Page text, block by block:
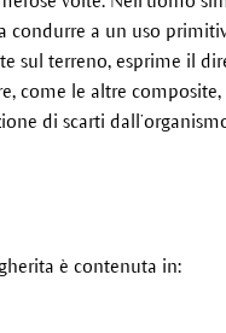
condurre a un uso
sul terreno, esprime il
come le altre
di scarti
è contenuta in: